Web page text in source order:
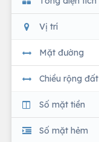
Vị trí
Mặt đường
Chiều rộng đất
Số mặt tiền
Số mặt hẻm